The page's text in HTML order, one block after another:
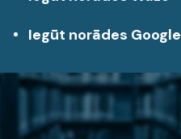
Iegūt norādes